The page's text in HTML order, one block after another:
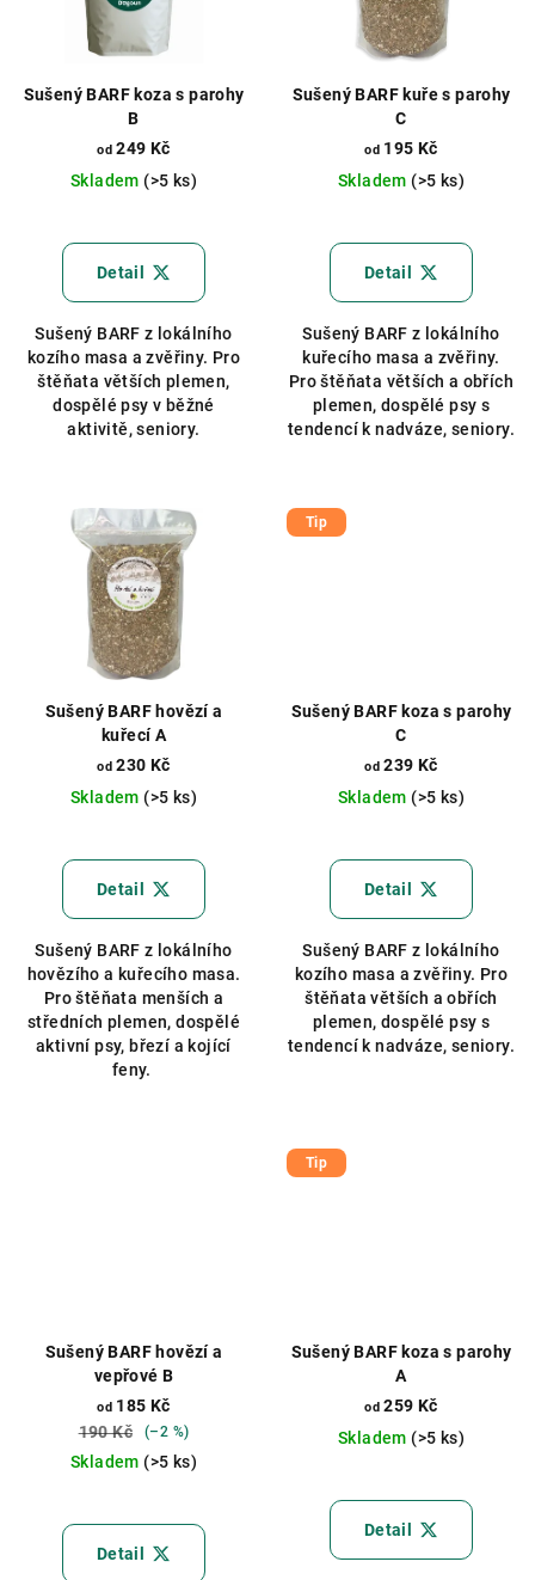
Sušený BARF koza s parohy
B
od 249 Kč
Skladem (>5 ks)
hodnocení
produktu
z
5
hvězdiček.
Detail
Sušený BARF z lokálního
kozího masa a zvěřiny. Pro
štěňata větších plemen,
dospělé psy v běžné
aktivitě, seniory.
Sušený BARF kuře s parohy
C
od 195 Kč
Skladem (>5 ks)
hodnocení
produktu
z
5
hvězdiček.
Detail
Sušený BARF z lokálního
kuřecího masa a zvěřiny.
Pro štěňata větších a obřích
plemen, dospělé psy s
tendencí k nadváze, seniory.
Sušený BARF hovězí a
kuřecí A
od 230 Kč
Skladem (>5 ks)
Detail
Sušený BARF z lokálního
hovězího a kuřecího masa.
Pro štěňata menších a
středních plemen, dospělé
aktivní psy, březí a kojící
feny.
Tip
Sušený BARF koza s parohy
C
od 239 Kč
Skladem (>5 ks)
hodnocení
produktu
z
5
hvězdiček.
Detail
Sušený BARF z lokálního
kozího masa a zvěřiny. Pro
štěňata větších a obřích
plemen, dospělé psy s
tendencí k nadváze, seniory.
Sušený BARF hovězí a
vepřové B
od 185 Kč
190 Kč
(–2 %)
Skladem (>5 ks)
hodnocení
produktu
Detail
Tip
Sušený BARF koza s parohy
A
od 259 Kč
Skladem (>5 ks)
hodnocení
produktu
Detail